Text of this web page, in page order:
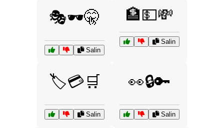
🎭🕶️🤫
Salin
🏦💵💸
Salin
🏷️💳🛒
Salin
👀🔒🔑
Salin